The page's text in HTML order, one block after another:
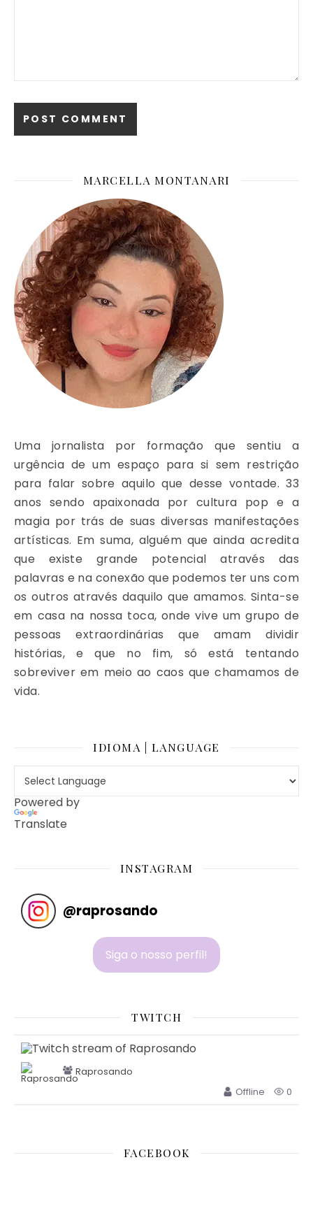
MARCELLA MONTANARI
Uma jornalista por formação que sentiu a
urgência de um espaço para si sem restrição
para falar sobre aquilo que desse vontade. 33
anos sendo apaixonada por cultura pop e a
magia por trás de suas diversas manifestações
artísticas. Em suma, alguém que ainda acredita
que existe grande potencial através das
palavras e na conexão que podemos ter uns com
os outros através daquilo que amamos. Sinta-se
em casa na nossa toca, onde vive um grupo de
pessoas extraordinárias que amam dividir
histórias, e que no fim, só está tentando
sobreviver em meio ao caos que chamamos de
vida.
IDIOMA | LANGUAGE
Powered by
Translate
INSTAGRAM
@raprosando
Siga o nosso perfil!
TWITCH
Raprosando
Offline
0
FACEBOOK